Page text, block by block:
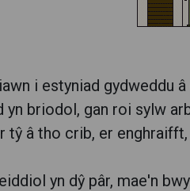
i estyniad gydweddu
yn briodol, gan roi sylw
tŷ â tho crib, er
yn dŷ pâr, mae'n